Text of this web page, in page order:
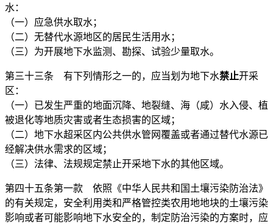
水：
（一）应急供水取水；
（二）无替代水源地区的居民生活用水；
（三）为开展地下水监测、勘探、试验少量取水。
第三十三条 有下列情形之一的，应当划为地下水禁止开采
区：
（一）已发生严重的地面沉降、地裂缝、海（咸）水入侵、植
被退化等地质灾害或者生态损害的区域；
（二）地下水超采区内公共供水管网覆盖或者通过替代水源已
经解决供水需求的区域；
（三）法律、法规规定禁止开采地下水的其他区域。
第四十五条第一款 依照《中华人民共和国土壤污染防治法》
的有关规定，安全利用类和严格管控类农用地地块的土壤污染
影响或者可能影响地下水安全的，制定防治污染的方案时，应